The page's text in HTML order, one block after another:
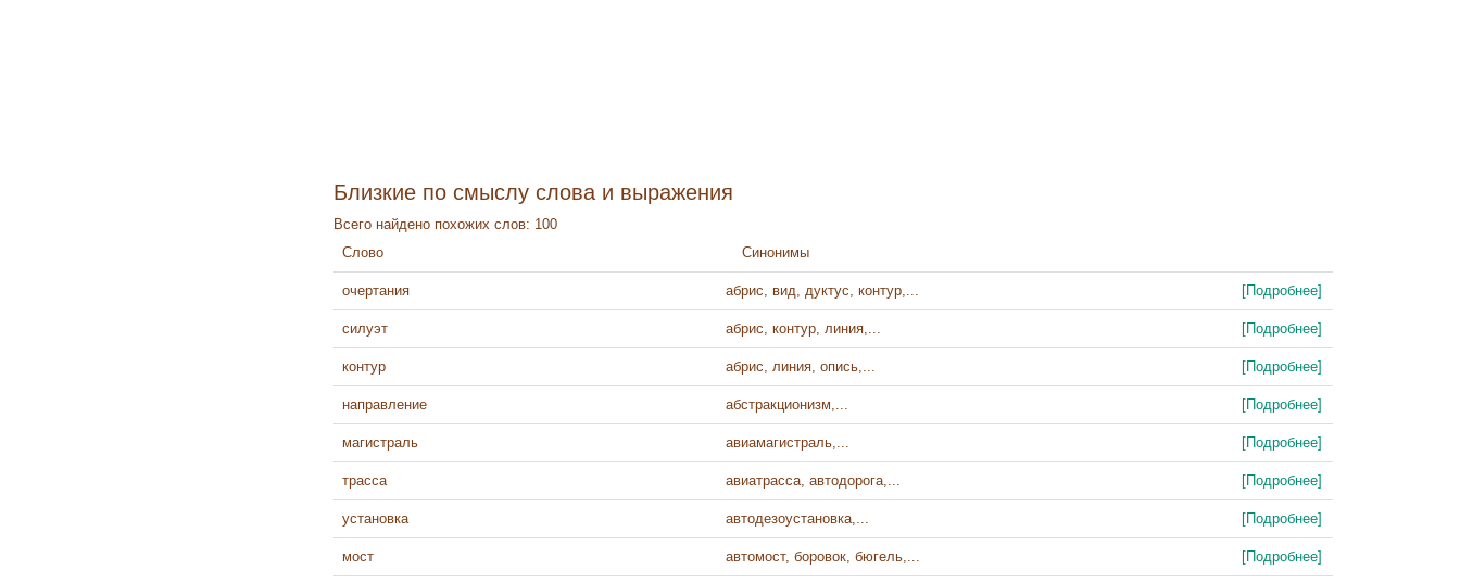
Близкие по смыслу слова и выражения
Всего найдено похожих слов: 100
Слово
Синонимы
очертания абрис, вид, дуктус, контур,... [Подробнее]
силуэт абрис, контур, линия,... [Подробнее]
контур абрис, линия, опись,... [Подробнее]
направление абстракционизм,... [Подробнее]
магистраль авиамагистраль,... [Подробнее]
трасса авиатрасса, автодорога,... [Подробнее]
установка автодезоустановка,... [Подробнее]
мост автомост, боровок, бюгель,... [Подробнее]